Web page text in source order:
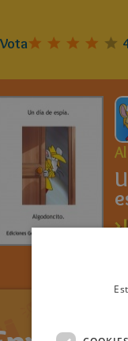
Vota
>